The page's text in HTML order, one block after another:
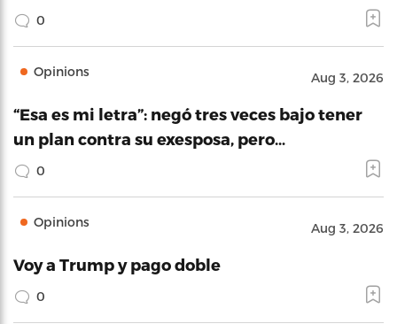
0
Opinions Aug 3, 2026
“Esa es mi letra”: negó tres veces bajo tener
un plan contra su exesposa, pero…
0
Opinions Aug 3, 2026
Voy a Trump y pago doble
0